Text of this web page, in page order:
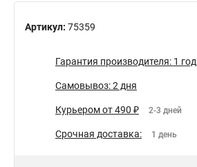
Артикул: 75359
Гарантия производителя: 1 год
Самовывоз: 2 дня
Курьером от 490 ₽ 2-3 дней
Срочная доставка: 1 день